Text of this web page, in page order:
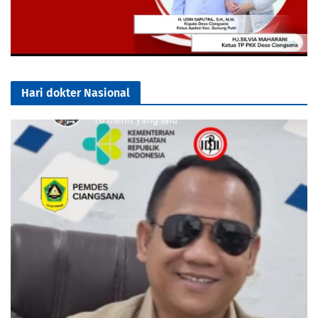
Hari dokter Nasional